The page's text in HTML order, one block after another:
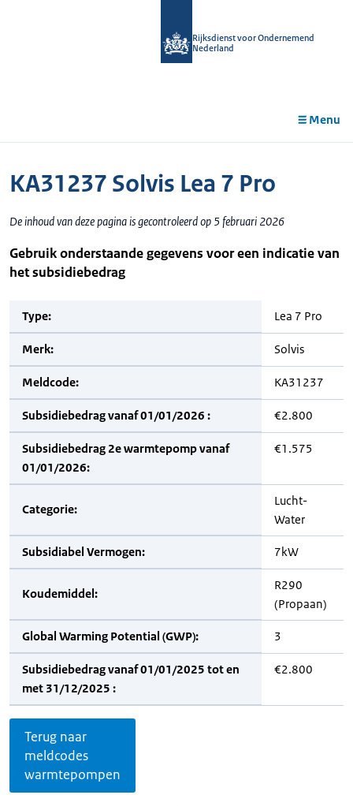
Rijksdienst voor Ondernemend
Nederland
Menu
KA31237 Solvis Lea 7 Pro
De inhoud van deze pagina is gecontroleerd op 5 februari 2026
Gebruik onderstaande gegevens voor een indicatie van
het subsidiebedrag
Type: Lea 7 Pro
Merk: Solvis
Meldcode: KA31237
Subsidiebedrag vanaf 01/01/2026 : €2.800
Subsidiebedrag 2e warmtepomp vanaf
01/01/2026:
€1.575
Categorie:
Lucht-
Water
Subsidiabel Vermogen: 7kW
Koudemiddel:
R290
(Propaan)
Global Warming Potential (GWP): 3
Subsidiebedrag vanaf 01/01/2025 tot en
met 31/12/2025 :
€2.800
Terug naar
meldcodes
warmtepompen